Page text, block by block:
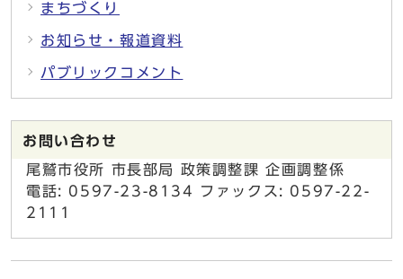
まちづくり
お知らせ・報道資料
パブリックコメント
お問い合わせ
尾鷲市役所 市長部局 政策調整課 企画調整係
電話: 0597-23-8134 ファックス: 0597-22-
2111